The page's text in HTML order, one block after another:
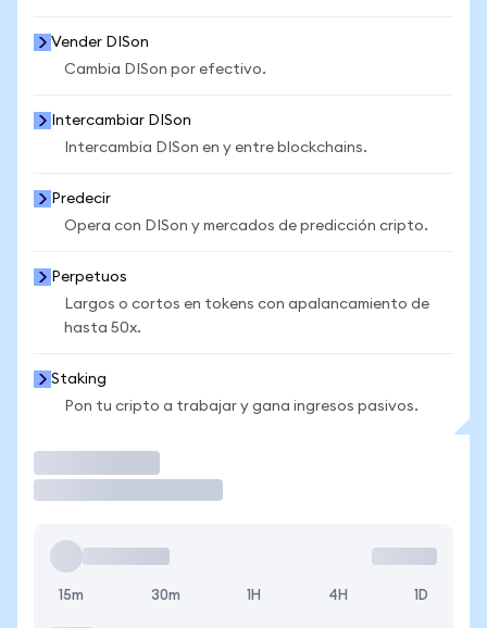
Vender DISon
Cambia DISon por efectivo.
Intercambiar DISon
Intercambia DISon en y entre blockchains.
Predecir
Opera con DISon y mercados de predicción cripto.
Perpetuos
Largos o cortos en tokens con apalancamiento de
hasta 50x.
Staking
Pon tu cripto a trabajar y gana ingresos pasivos.
15m 30m 1H 4H 1D